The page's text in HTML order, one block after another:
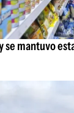
se mantuvo